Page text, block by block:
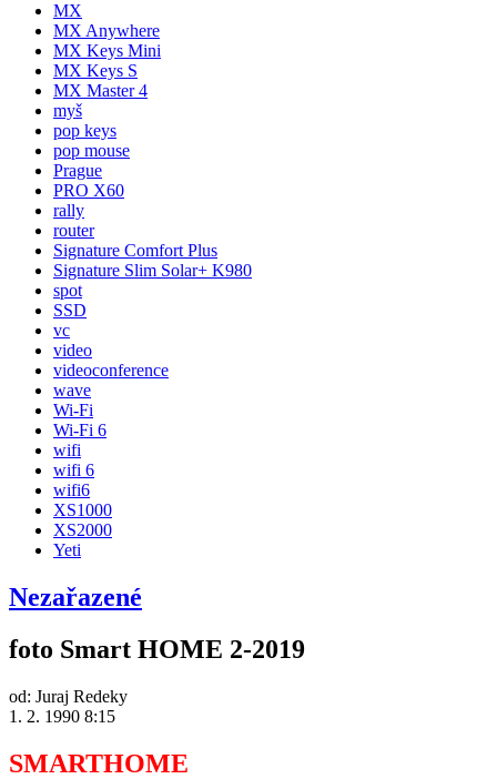
MX
MX Anywhere
MX Keys Mini
MX Keys S
MX Master 4
myš
pop keys
pop mouse
Prague
PRO X60
rally
router
Signature Comfort Plus
Signature Slim Solar+ K980
spot
SSD
vc
video
videoconference
wave
Wi-Fi
Wi-Fi 6
wifi
wifi 6
wifi6
XS1000
XS2000
Yeti
Nezařazené
foto Smart HOME 2-2019
od: Juraj Redeky
1. 2. 1990 8:15
SMARTHOME